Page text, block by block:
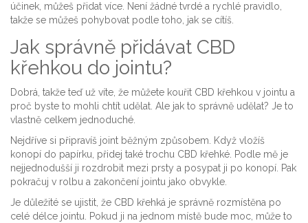
účinek, můžeš přidat více. Není žádné tvrdé a rychlé pravidlo,
takže se můžeš pohybovat podle toho, jak se cítíš.
Jak správně přidávat CBD
křehkou do jointu?
Dobrá, takže teď už víte, že můžete kouřit CBD křehkou v jointu a
proč byste to mohli chtít udělat. Ale jak to správně udělat? Je to
vlastně celkem jednoduché.
Nejdříve si připravíš joint běžným způsobem. Když vložíš
konopí do papírku, přidej také trochu CBD křehké. Podle mě je
nejjednodušší ji rozdrobit mezi prsty a posypat ji po konopí. Pak
pokračuj v rolbu a zakončení jointu jako obvykle.
Je důležité se ujistit, že CBD křehká je správně rozmístěna po
celé délce jointu. Pokud ji na jednom místě bude moc, může to